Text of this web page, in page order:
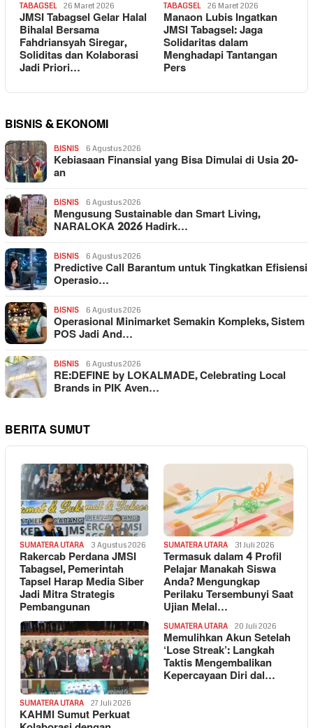
TABAGSEL 26 Maret 2026
JMSI Tabagsel Gelar Halal
Bihalal Bersama
Fahdriansyah Siregar,
Soliditas dan Kolaborasi
Jadi Priori…
TABAGSEL 26 Maret 2026
Manaon Lubis Ingatkan
JMSI Tabagsel: Jaga
Solidaritas dalam
Menghadapi Tantangan
Pers
BISNIS & EKONOMI
BISNIS 6 Agustus 2026
Kebiasaan Finansial yang Bisa Dimulai di Usia 20-
an
BISNIS 6 Agustus 2026
Mengusung Sustainable dan Smart Living,
NARALOKA 2026 Hadirk…
BISNIS 6 Agustus 2026
Predictive Call Barantum untuk Tingkatkan Efisiensi
Operasio…
BISNIS 6 Agustus 2026
Operasional Minimarket Semakin Kompleks, Sistem
POS Jadi And…
BISNIS 6 Agustus 2026
RE:DEFINE by LOKALMADE, Celebrating Local
Brands in PIK Aven…
BERITA SUMUT
SUMATERA UTARA 3 Agustus 2026
Rakercab Perdana JMSI
Tabagsel, Pemerintah
Tapsel Harap Media Siber
Jadi Mitra Strategis
Pembangunan
SUMATERA UTARA 31 Juli 2026
Termasuk dalam 4 Profil
Pelajar Manakah Siswa
Anda? Mengungkap
Perilaku Tersembunyi Saat
Ujian Melal…
SUMATERA UTARA 27 Juli 2026
KAHMI Sumut Perkuat
SUMATERA UTARA 20 Juli 2026
Memulihkan Akun Setelah
‘Lose Streak’: Langkah
Taktis Mengembalikan
Kepercayaan Diri dal…